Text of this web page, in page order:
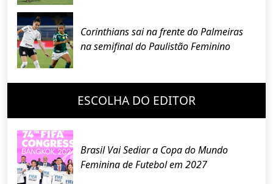
Corinthians sai na frente do Palmeiras
na semifinal do Paulistão Feminino
ESCOLHA DO EDITOR
Brasil Vai Sediar a Copa do Mundo
Feminina de Futebol em 2027